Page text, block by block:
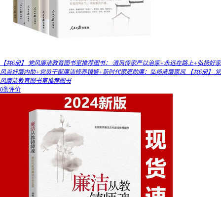
【共6册】 党风廉洁教育图书室推荐图书： 清风传家严以治家+永远在路上+弘扬好家
风当好廉内助+党员干部廉洁修养镜鉴+新时代家庭助廉：弘扬清廉家风 【共6册】 党
风廉洁教育图书室推荐图书
0条评价